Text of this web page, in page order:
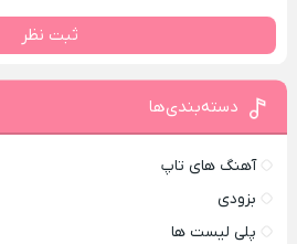
ثبت نظر
دسته‌بندی‌ها
آهنگ های تاپ
بزودی
پلی لیست ها